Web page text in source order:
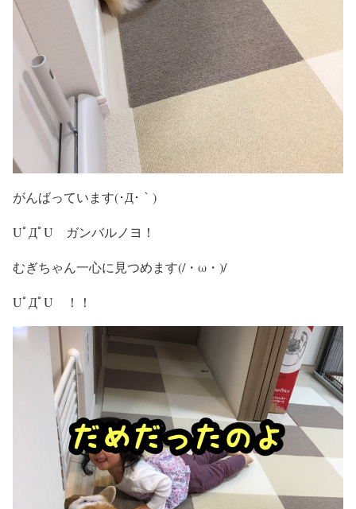
がんばっています(･Д･｀)
UﾟДﾟU ガンバルノヨ！
むぎちゃん一心に見つめます(/・ω・)/
UﾟДﾟU ！！